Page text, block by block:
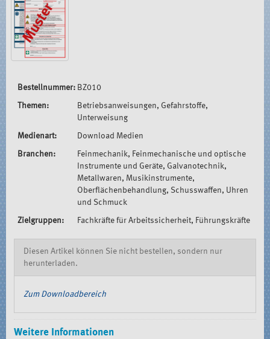
Bestellnummer: BZ010
Themen:
Betriebsanweisungen, Gefahrstoffe,
Unterweisung
Medienart: Download Medien
Branchen:
Feinmechanik, Feinmechanische und optische
Instrumente und Geräte, Galvanotechnik,
Metallwaren, Musikinstrumente,
Oberflächenbehandlung, Schusswaffen, Uhren
und Schmuck
Zielgruppen: Fachkräfte für Arbeitssicherheit, Führungskräfte
Diesen Artikel können Sie nicht bestellen, sondern nur
herunterladen.
Zum Downloadbereich
Weitere Informationen